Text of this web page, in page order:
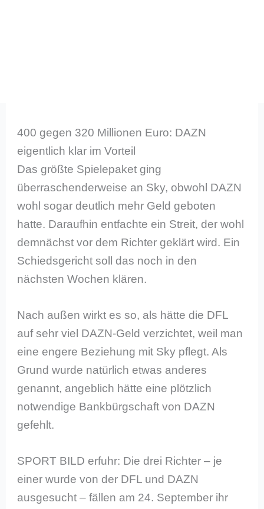
400 gegen 320 Millionen Euro: DAZN
eigentlich klar im Vorteil
Das größte Spielepaket ging
überraschenderweise an Sky, obwohl DAZN
wohl sogar deutlich mehr Geld geboten
hatte. Daraufhin entfachte ein Streit, der wohl
demnächst vor dem Richter geklärt wird. Ein
Schiedsgericht soll das noch in den
nächsten Wochen klären.
Nach außen wirkt es so, als hätte die DFL
auf sehr viel DAZN-Geld verzichtet, weil man
eine engere Beziehung mit Sky pflegt. Als
Grund wurde natürlich etwas anderes
genannt, angeblich hätte eine plötzlich
notwendige Bankbürgschaft von DAZN
gefehlt.
SPORT BILD erfuhr: Die drei Richter – je
einer wurde von der DFL und DAZN
ausgesucht – fällen am 24. September ihr